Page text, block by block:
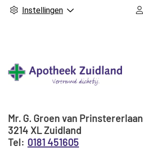
Instellingen
Adresgegevens
Mr. G. Groen van Prinstererlaan
3214 XLZuidland
0181 451605